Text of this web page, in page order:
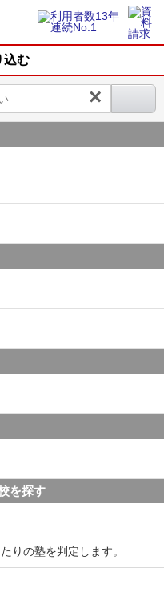
込む
×
を探す
りの塾を判定します。